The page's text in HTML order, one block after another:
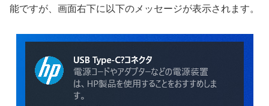
能ですが、画面右下に以下のメッセージが表示されます。